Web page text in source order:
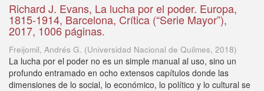
Richard J. Evans, La lucha por el poder. Europa,
1815-1914, Barcelona, Crítica (“Serie Mayor”),
2017, 1006 páginas.
Freijomil, Andrés G. (Universidad Nacional de Quilmes, 2018)
La lucha por el poder no es un simple manual al uso, sino un
profundo entramado en ocho extensos capítulos donde las
dimensiones de lo social, lo económico, lo político y lo cultural se